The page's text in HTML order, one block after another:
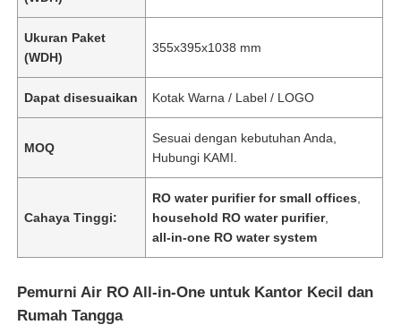
Video
Ukuran Paket
(WDH)
355x395x1038 mm
Dapat disesuaikan Kotak Warna / Label / LOGO
MOQ
Sesuai dengan kebutuhan Anda,
Hubungi KAMI.
Cahaya Tinggi:
RO water purifier for small offices
household RO water purifier,
all-in-one RO water system
Pemurni Air RO All-in-One untuk Kantor Kecil dan
Rumah Tangga